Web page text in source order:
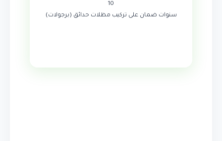
10
سنوات ضمان على تركيب مظلات حدائق (برجولات)